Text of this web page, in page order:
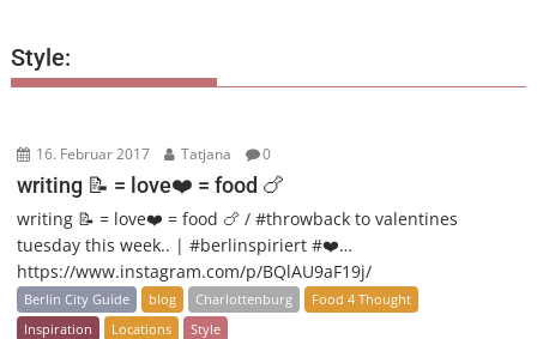
Style:
16. Februar 2017 Tatjana 0
writing 📝 = love❤️ = food 🍗
writing 📝 = love❤️ = food 🍗 / #throwback to valentines
tuesday this week.. | #berlinspiriert #❤️…
https://www.instagram.com/p/BQlAU9aF19j/
Berlin City Guide blog Charlottenburg
Food 4 Thought
Inspiration
Locations Style